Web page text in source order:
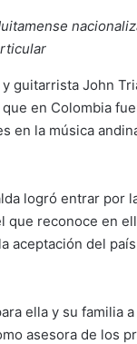
guitarrista John
en Colombia
en la música
logró entrar
reconoce en
aceptación del
ella y su familia
asesora de los